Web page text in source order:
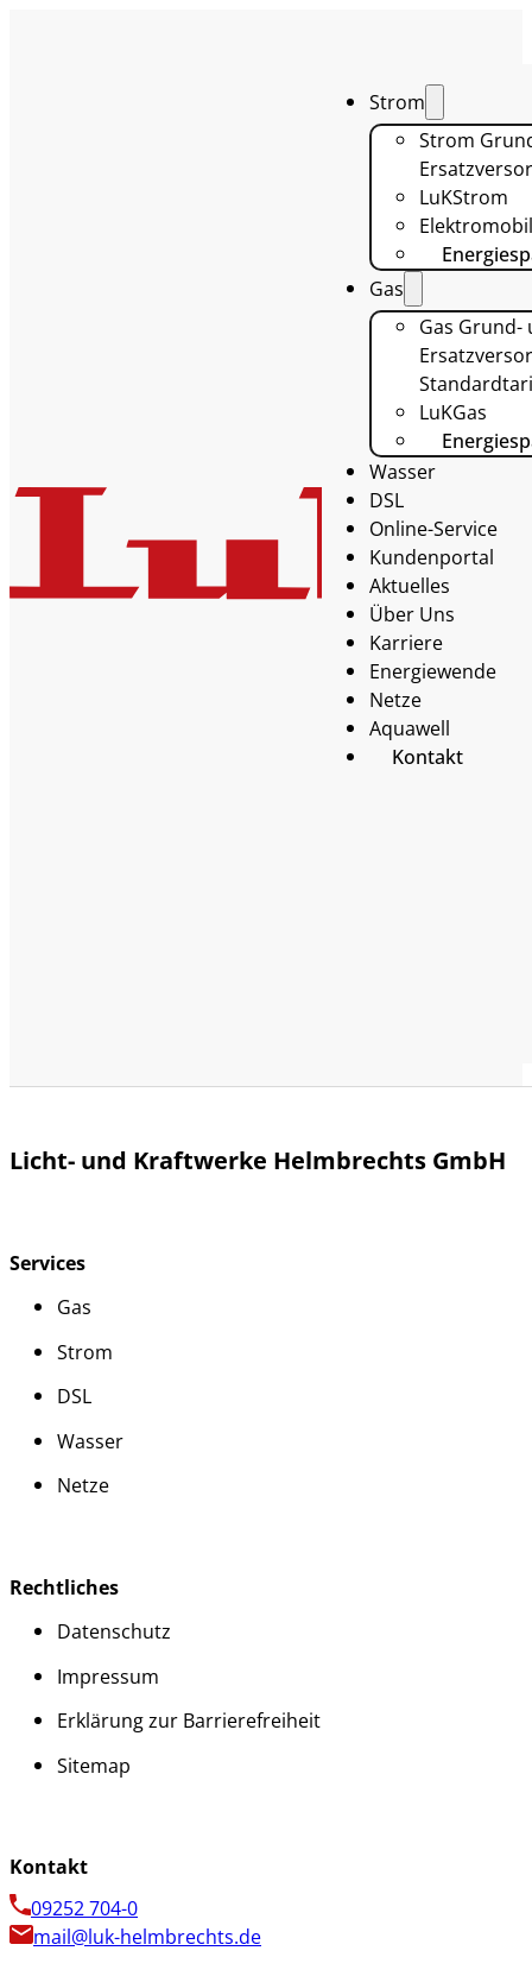
Strom
Strom
LuKStrom
Gas
Gas Grund-
LuKGas
Wasser
DSL
Online-Service
Kundenportal
Aktuelles
Über Uns
Karriere
Energiewende
Netze
Aquawell
Kontakt
Licht- und Kraftwerke Helmbrechts GmbH
Services
Gas
Strom
DSL
Wasser
Netze
Rechtliches
Datenschutz
Impressum
Erklärung zur Barrierefreiheit
Sitemap
Kontakt
09252 704-0
mail@luk-helmbrechts.de